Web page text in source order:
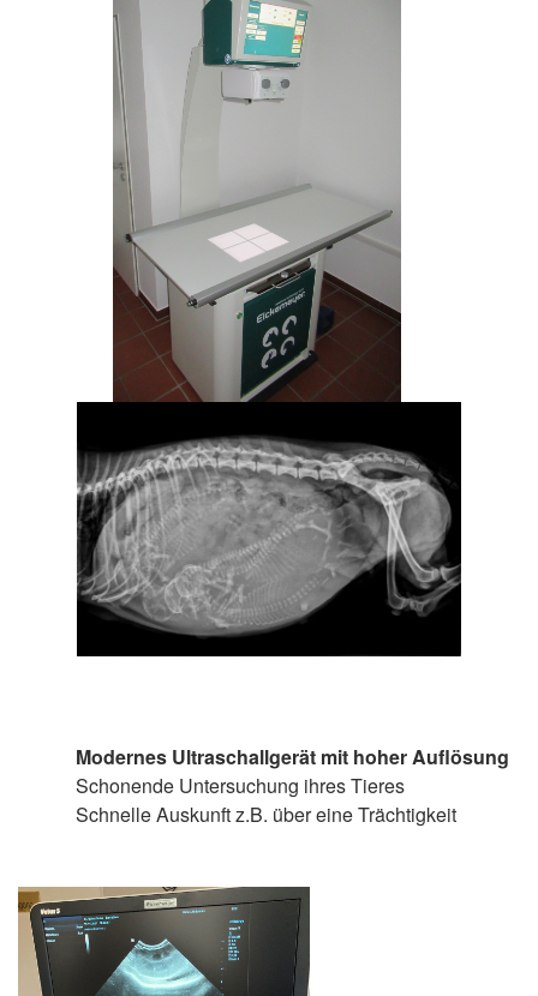
Modernes Ultraschallgerät mit hoher Auflösung
Schonende Untersuchung ihres Tieres
Schnelle Auskunft z.B. über eine Trächtigkeit